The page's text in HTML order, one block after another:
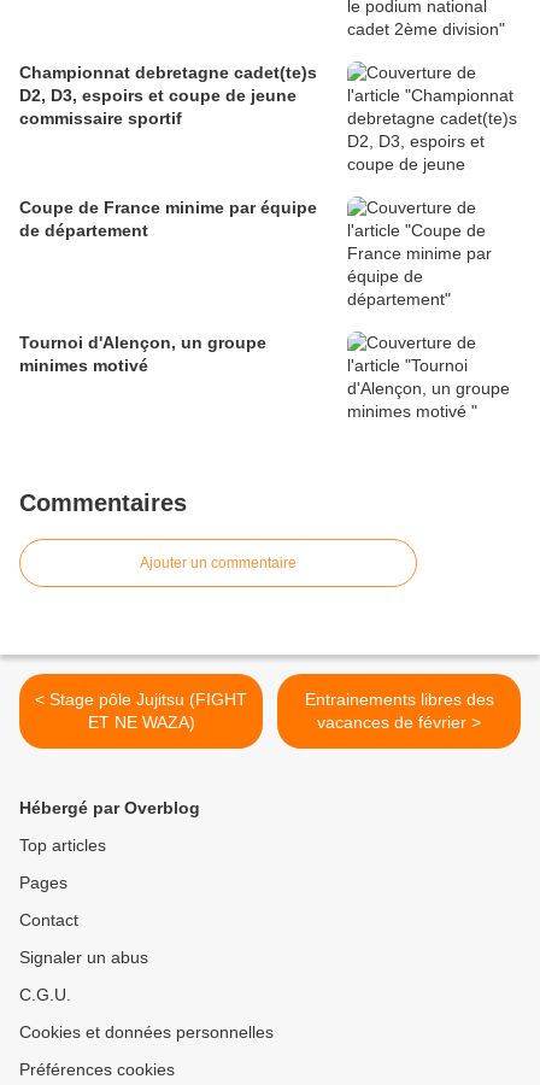
Championnat debretagne cadet(te)s
D2, D3, espoirs et coupe de jeune
commissaire sportif
Coupe de France minime par équipe
de département
Tournoi d'Alençon, un groupe
minimes motivé
Commentaires
Ajouter un commentaire
< Stage pôle Jujitsu (FIGHT
ET NE WAZA)
Entrainements libres des
vacances de février >
Hébergé par Overblog
Top articles
Pages
Contact
Signaler un abus
C.G.U.
Cookies et données personnelles
Préférences cookies